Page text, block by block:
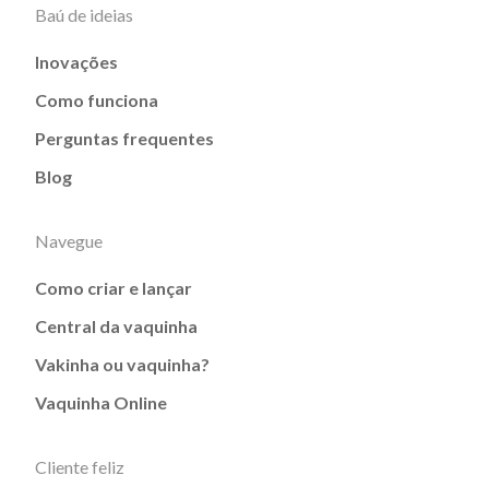
Baú de ideias
Inovações
Como funciona
Perguntas frequentes
Blog
Navegue
Como criar e lançar
Central da vaquinha
Vakinha ou vaquinha?
Vaquinha Online
Cliente feliz